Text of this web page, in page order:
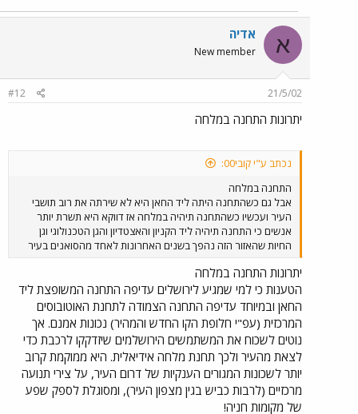
א אדיה
New member
21/5/02
#12
יתרונות התחנה במלחה
נכתב ע"י קובי00:
התחנה במלחה
אבל גם כשהתחנה היתה ליד החאן היא לא שירתה את רוב תושבי
העיר ועכשיו כשהתחנה תיהיה במלחה אז דווקא היא תשרת יותר
אנשים כי התחנה תיהיה ליד הקניון והאצטדיון והגן הטכנולוגי וגן
החיות שהאזור הזה נהפך בשנים האחרונות לאחד מהסואנים בעיר
יתרונות התחנה במלחה
הטענות כי למי שמגיע לירושלים עדיפה התחנה המשופצת ליד
החאן ובמיוחד עדיפה התחנה הצמודה לתחנת האוטובוסים
המרכזית (עפ"י חלופת הקו החדש והמהיר) נכונות אמנם. אך
נוטים לשכוח את המשתמשים הירושלמים שיזדקקו לרכבת כדי
לצאת מהעיר ולכך תחנת מלחה אידיאלית. היא ממוקמת קרוב
יותר לשכונות המגורים הענקיות של דרום העיר, על צירי תנועה
מרכזיים (לרבות כביש בגין מצפון העיר), ומסוגלת לספק שפע
של מקומות חניה!